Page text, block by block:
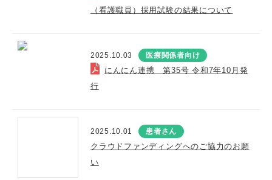
（看護職員）採用試験の結果について
2025.10.03 医療関係者向け
にんにん連携 第35号 令和7年10月発
行
2025.10.01 患者さん
クラウドファンディングへのご協力のお願
い